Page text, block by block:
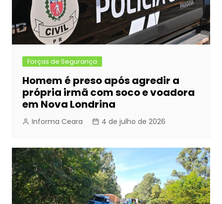
Forças de Segurança
Homem é preso após agredir a
própria irmã com soco e voadora
em Nova Londrina
Informa Ceara 4 de julho de 2026